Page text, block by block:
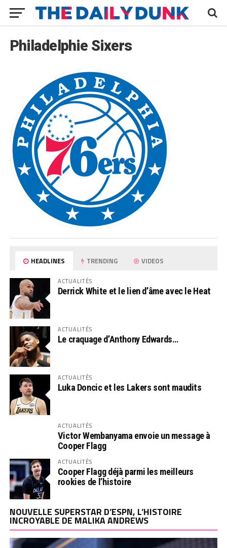
Philadelphie Sixers
HEADLINES TRENDING VIDEOS
ACTUALITÉS
Derrick White et le lien d’âme avec le Heat
ACTUALITÉS
Le craquage d’Anthony Edwards…
ACTUALITÉS
Luka Doncic et les Lakers sont maudits
ACTUALITÉS
Victor Wembanyama envoie un message à
Cooper Flagg
ACTUALITÉS
Cooper Flagg déjà parmi les meilleurs
rookies de l’histoire
NOUVELLE SUPERSTAR D’ESPN, L’HISTOIRE
INCROYABLE DE MALIKA ANDREWS